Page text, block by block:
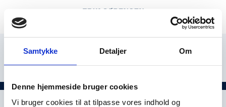
Samtykke Detaljer Om
Denne hjemmeside bruger cookies
Vi bruger cookies til at tilpasse vores indhold og